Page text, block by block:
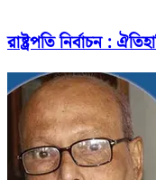
রাষ্ট্রপতি নির্বাচন :